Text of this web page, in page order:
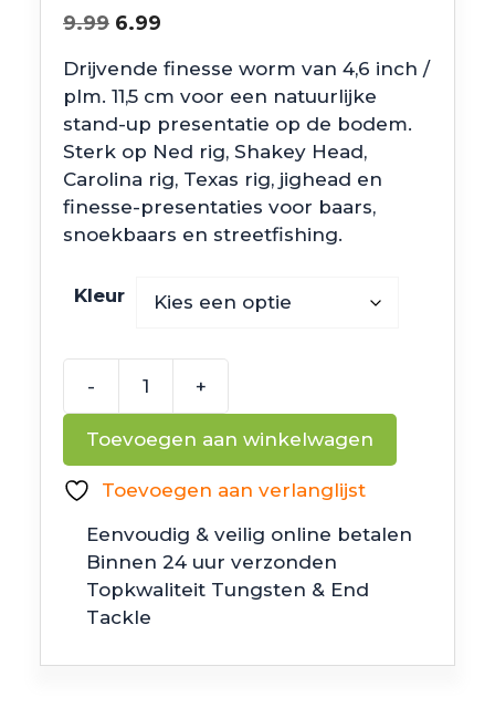
9.99 Oorspronkelijke
was:
€9.99.
6.99
is:
Drijvende finesse worm van 4,6 inch /
plm. 11,5 cm voor een natuurlijke
stand-up presentatie op de bodem.
Sterk op Ned rig, Shakey Head,
Carolina rig, Texas rig, jighead en
finesse-presentaties voor baars,
snoekbaars en streetfishing.
Kleur
-
Fishing
aantal
+
Toevoegen aan winkelwagen
Toevoegen aan verlanglijst
Eenvoudig & veilig online betalen
Binnen 24 uur verzonden
Topkwaliteit Tungsten & End
Tackle